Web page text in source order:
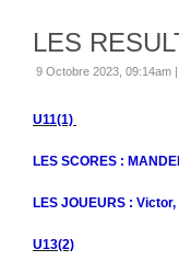
LES
9 Octobre 2023, 09:14am |
U11(1)
LES SCORES :
LES JOUEURS :
U13(2)